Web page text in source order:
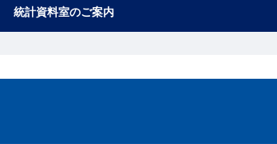
統計資料室のご案内